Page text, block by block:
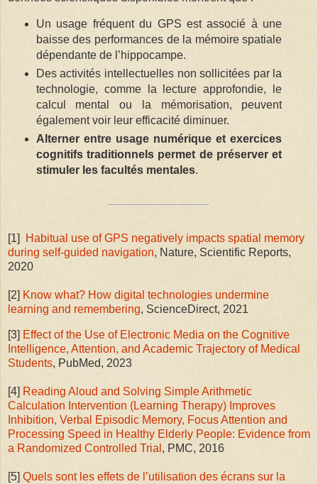
Un usage fréquent du GPS est associé à une
baisse des performances de la mémoire spatiale
dépendante de l’hippocampe.
Des activités intellectuelles non sollicitées par la
technologie, comme la lecture approfondie, le
calcul mental ou la mémorisation, peuvent
également voir leur efficacité diminuer.
Alterner entre usage numérique et exercices
cognitifs traditionnels permet de préserver et
stimuler les facultés mentales.
[1]
Habitual use of GPS negatively impacts spatial memory
during self-guided navigation, Nature, Scientific Reports,
2020
[2] Know what? How digital technologies undermine
learning and remembering, ScienceDirect, 2021
[3] Effect of the Use of Electronic Media on the Cognitive
Intelligence, Attention, and Academic Trajectory of Medical
Students, PubMed, 2023
[4] Reading Aloud and Solving Simple Arithmetic
Calculation Intervention (Learning Therapy) Improves
Inhibition, Verbal Episodic Memory, Focus Attention and
Processing Speed in Healthy Elderly People: Evidence from
a Randomized Controlled Trial , PMC, 2016
[5] Quels sont les effets de l’utilisation des écrans sur la